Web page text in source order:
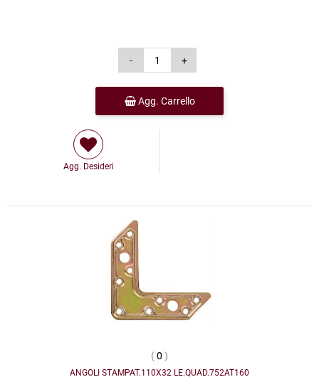
Agg. Carrello
Agg. Desideri
(0 )
ANGOLI STAMPAT.110X32 LE.QUAD.752AT160